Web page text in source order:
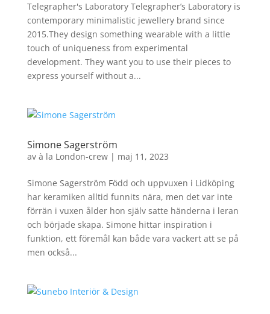
Telegrapher's Laboratory Telegrapher’s Laboratory is
contemporary minimalistic jewellery brand since
2015.They design something wearable with a little
touch of uniqueness from experimental
development. They want you to use their pieces to
express yourself without a...
Simone Sagerström
av à la London-crew| maj 11, 2023
Simone Sagerström Född och uppvuxen i Lidköping
har keramiken alltid funnits nära, men det var inte
förrän i vuxen ålder hon själv satte händerna i leran
och började skapa. Simone hittar inspiration i
funktion, ett föremål kan både vara vackert att se på
men också...